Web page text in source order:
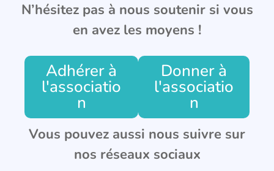
N’hésitez pas à nous soutenir si vous
en avez les moyens !
Adhérer à
l'associatio
n
Donner à
l'associatio
n
Vous pouvez aussi nous suivre sur
nos réseaux sociaux